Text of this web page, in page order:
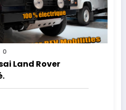
0
Land Rover